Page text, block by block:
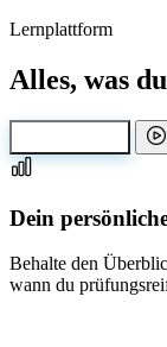
Lernplattform
Alles, was
Dein
Behalte den
wann du
Über 40
Alle Themen für die
unterhaltsam